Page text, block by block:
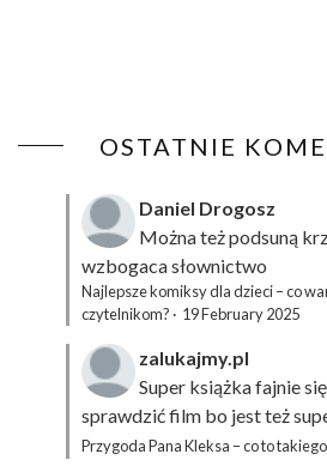
OSTATNIE
Daniel Drogosz
Można też podsuną
wzbogaca słownictwo
Najlepsze komiksy dla dzieci – co
czytelnikom? · 19 February 2025
zalukajmy.pl
Super książka fajnie
sprawdzić film bo jest też
Przygoda Pana Kleksa – co to